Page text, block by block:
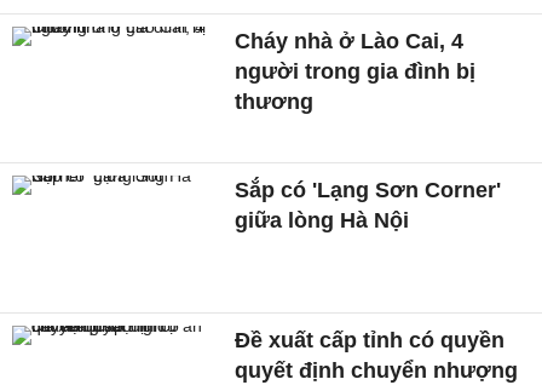
Cháy nhà ở Lào Cai, 4
người trong gia đình bị
thương
Sắp có 'Lạng Sơn Corner'
giữa lòng Hà Nội
Đề xuất cấp tỉnh có quyền
quyết định chuyển nhượng